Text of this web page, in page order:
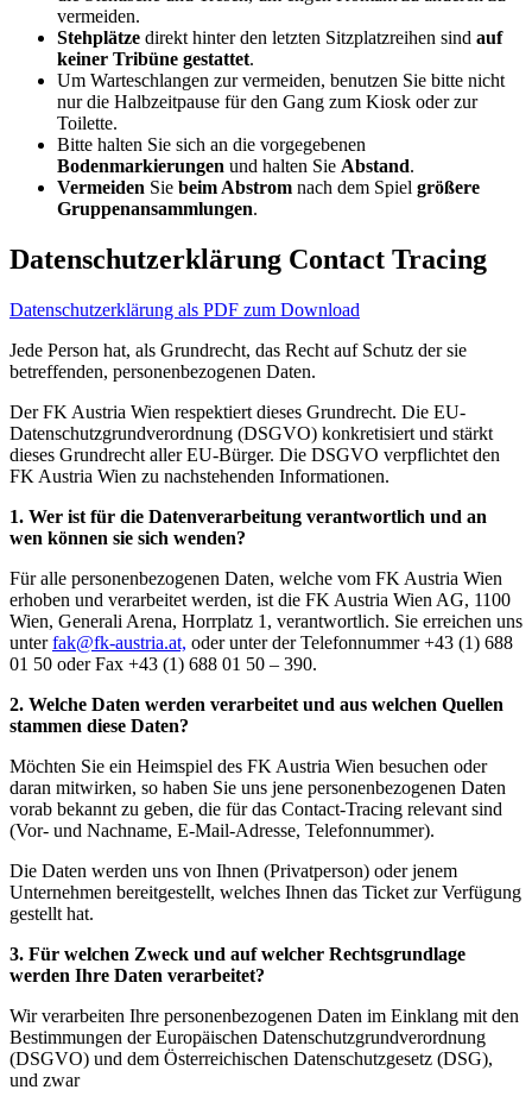
vermeiden.
Stehplätze direkt hinter den letzten Sitzplatzreihen sind auf
keiner Tribüne gestattet.
Um Warteschlangen zur vermeiden, benutzen Sie bitte nicht
nur die Halbzeitpause für den Gang zum Kiosk oder zur
Toilette.
Bitte halten Sie sich an die vorgegebenen
Bodenmarkierungen und halten Sie Abstand.
Vermeiden Sie beim Abstrom nach dem Spiel größere
Gruppenansammlungen.
Datenschutzerklärung Contact Tracing
Datenschutzerklärung als PDF zum Download
Jede Person hat, als Grundrecht, das Recht auf Schutz der sie
betreffenden, personenbezogenen Daten.
Der FK Austria Wien respektiert dieses Grundrecht. Die EU-
Datenschutzgrundverordnung (DSGVO) konkretisiert und stärkt
dieses Grundrecht aller EU-Bürger. Die DSGVO verpflichtet den
FK Austria Wien zu nachstehenden Informationen.
1. Wer ist für die Datenverarbeitung verantwortlich und an
wen können sie sich wenden?
Für alle personenbezogenen Daten, welche vom FK Austria Wien
erhoben und verarbeitet werden, ist die FK Austria Wien AG, 1100
Wien, Generali Arena, Horrplatz 1, verantwortlich. Sie erreichen uns
unterfak@fk-austria.at, oder unter der Telefonnummer +43 (1) 688
01 50 oder Fax +43 (1) 688 01 50 – 390.
2. Welche Daten werden verarbeitet und aus welchen Quellen
stammen diese Daten?
Möchten Sie ein Heimspiel des FK Austria Wien besuchen oder
daran mitwirken, so haben Sie uns jene personenbezogenen Daten
vorab bekannt zu geben, die für das Contact-Tracing relevant sind
(Vor- und Nachname, E-Mail-Adresse, Telefonnummer).
Die Daten werden uns von Ihnen (Privatperson) oder jenem
Unternehmen bereitgestellt, welches Ihnen das Ticket zur Verfügung
gestellt hat.
3. Für welchen Zweck und auf welcher Rechtsgrundlage
werden Ihre Daten verarbeitet?
Wir verarbeiten Ihre personenbezogenen Daten im Einklang mit den
Bestimmungen der Europäischen Datenschutzgrundverordnung
(DSGVO) und dem Österreichischen Datenschutzgesetz (DSG),
und zwar